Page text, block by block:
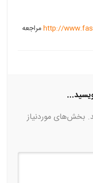
http://مراجعه
بخش‌های موردنیاز